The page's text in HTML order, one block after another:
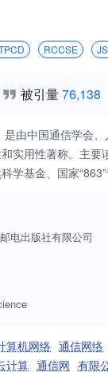
RCCSE
被引量76,138
是由中国通信学会
实用性著称。主
学基金、国家
电出版社有限公司
算机网络 通信网络
计算 通信网 有限